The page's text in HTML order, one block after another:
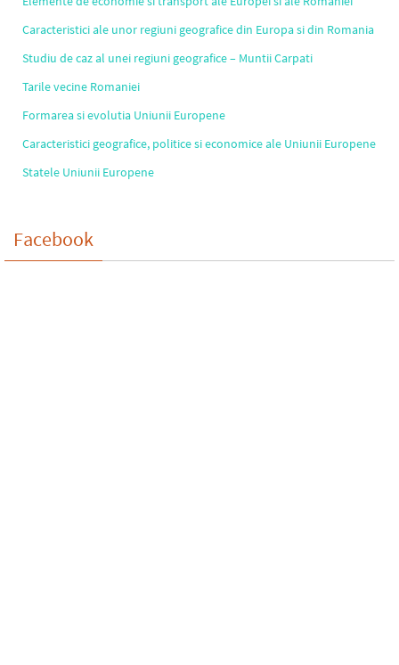
Caracteristici ale unor regiuni geografice din Europa si din Romania
Studiu de caz al unei regiuni geografice – Muntii Carpati
Tarile vecine Romaniei
Formarea si evolutia Uniunii Europene
Caracteristici geografice, politice si economice ale Uniunii Europene
Statele Uniunii Europene
Facebook